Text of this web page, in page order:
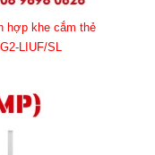
hợp khe cắm thẻ
LIUF/SL